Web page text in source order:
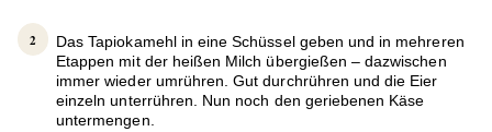
Das Tapiokamehl in eine Schüssel geben und in mehreren
Etappen mit der heißen Milch übergießen – dazwischen
immer wieder umrühren. Gut durchrühren und die Eier
einzeln unterrühren. Nun noch den geriebenen Käse
untermengen.